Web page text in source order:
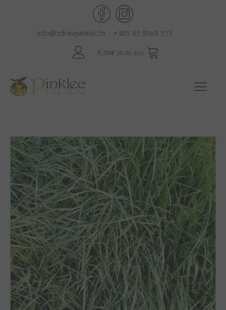
info@zdravipinklec.hr +385 95 9069 513
0,00€ (0,00 kn)